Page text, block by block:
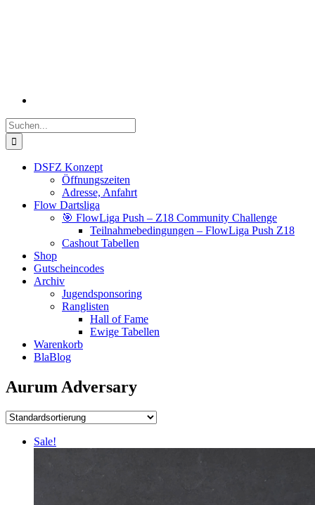
Suche
nach:
DSFZ Konzept
Öffnungszeiten
Adresse, Anfahrt
Flow Dartsliga
🎯 FlowLiga Push – Z18 Community Challenge
Teilnahmebedingungen – FlowLiga Push Z18
Cashout Tabellen
Shop
Gutscheincodes
Archiv
Jugendsponsoring
Ranglisten
Hall of Fame
Ewige Tabellen
Warenkorb
BlaBlog
Aurum Adversary
Sale!